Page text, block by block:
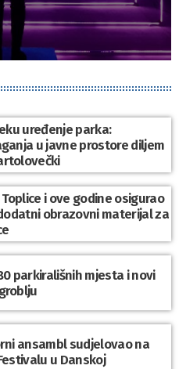
uređenje parka:
u javne prostore diljem
i ove godine osigurao
obrazovni materijal za
parkirališnih mjesta i novi
ansambl sudjelovao na
u Danskoj